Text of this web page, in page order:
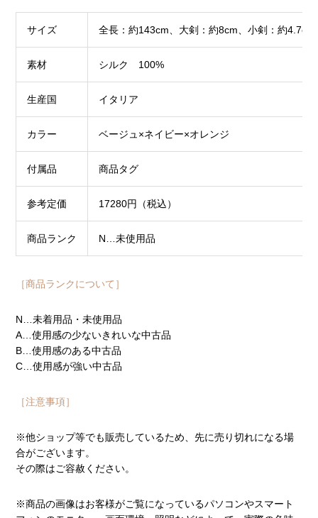
サイズ 全長：約143cm、大剣：約8cm、小剣：約4.7cm
素材 シルク 100%
生産国 イタリア
カラー ベージュ×ネイビー×オレンジ
付属品 商品タグ
参考定価 17280円（税込）
商品ランク N…未使用品
［商品ランクについて］
N…未着用品・未使用品
A…使用感の少ないきれいな中古品
B…使用感のある中古品
C…使用感が強い中古品
［注意事項］
※他ショップ等でも販売しているため、先に売り切れになる場
合がございます。
その際はご容赦ください。
※商品の画像はお客様がご覧になっているパソコンやスマート